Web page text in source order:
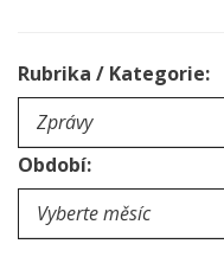
Rubrika / Kategorie:
Období: